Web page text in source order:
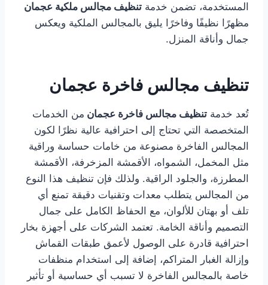
المستخدمة، تضمن خدمة تنظيف مجالس ملكية عجمان
مظهرًا نظيفًا وفاخرًا يليق بالمجالس الملكية ويعكس
جمال وأناقة المنزل.
تنظيف مجالس فاخرة عجمان
تُعد خدمة تنظيف مجالس فاخرة عجمان من الخدمات
المتخصصة التي تحتاج إلى احترافية عالية نظرًا لكون
المجالس الفاخرة مصنوعة من خامات حساسة وراقية
مثل المخمل، الشمواه، الأقمشة المزخرفة، الأقمشة
المطرزة، والجلود الراقية. ولذلك فإن تنظيف هذا النوع
من المجالس يتطلب معدات وتقنيات دقيقة تمنع أي
تلف أو بهتان للألوان، مع الحفاظ الكامل على جمال
التصميم وأناقة الخامة. تعتمد الشركات على أجهزة بخار
احترافية قادرة على الوصول لأعمق طبقات القماش
وإزالة الغبار المتراكم، إضافة إلى استخدام منظفات
خاصة بالمجالس الفاخرة لا تسبب أي حساسية أو تأثير